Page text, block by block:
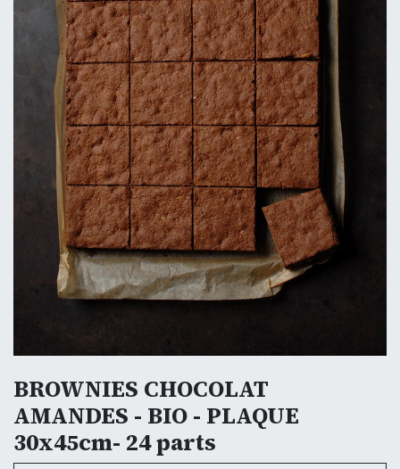
BROWNIES CHOCOLAT
AMANDES - BIO - PLAQUE
30x45cm- 24 parts